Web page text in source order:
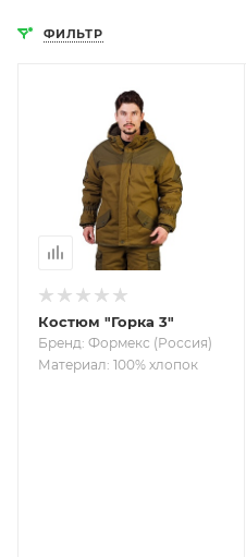
ФИЛЬТР
Костюм "Горка 3"
Бренд: Формекс (Россия)
Материал: 100% хлопок